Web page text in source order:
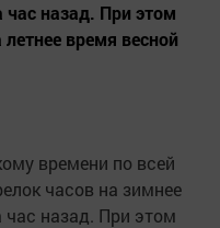
час назад. При этом
время весной
времени по всей
часов на зимнее
час назад. При этом